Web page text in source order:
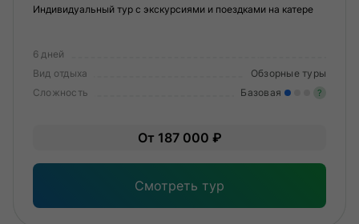
Индивидуальный тур с экскурсиями и поездками на катере
6 дней
Вид отдыха
Обзорные туры
Сложность
Базовая ?
От 187 000 ₽
Смотреть тур